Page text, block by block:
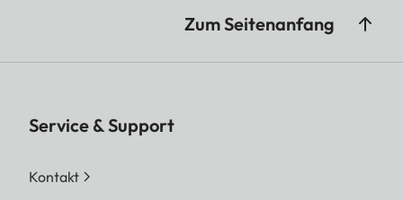
Zum Seitenanfang
Service & Support
Kontakt